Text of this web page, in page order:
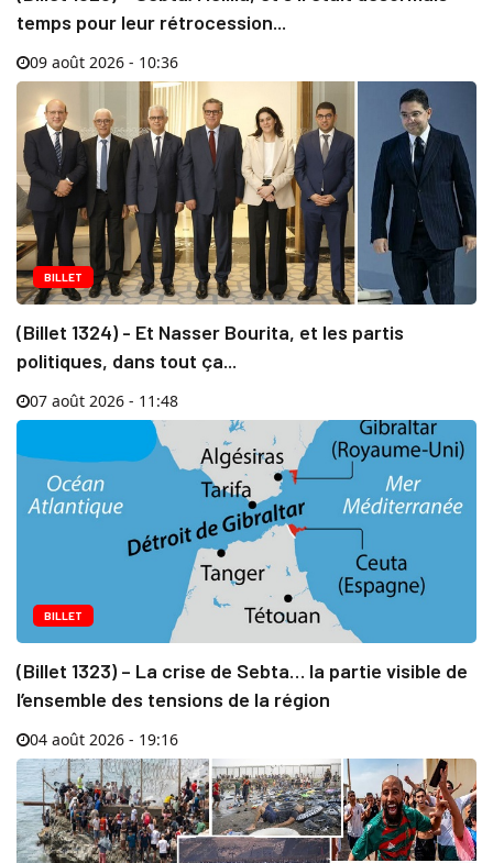
temps pour leur rétrocession...
09 août 2026 - 10:36
BILLET
(Billet 1324) - Et Nasser Bourita, et les partis
politiques, dans tout ça...
07 août 2026 - 11:48
BILLET
(Billet 1323) – La crise de Sebta… la partie visible de
l’ensemble des tensions de la région
04 août 2026 - 19:16